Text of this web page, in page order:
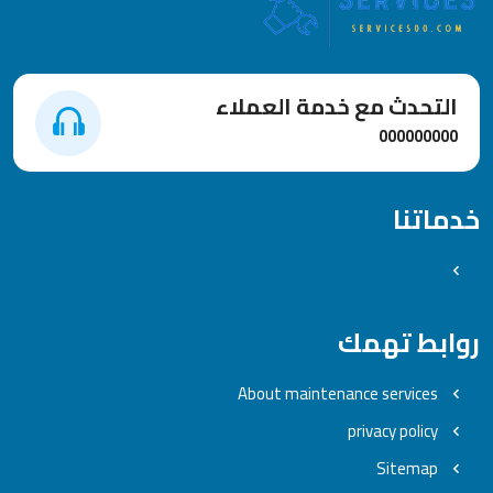
التحدث مع خدمة العملاء
000000000
خدماتنا
روابط تهمك